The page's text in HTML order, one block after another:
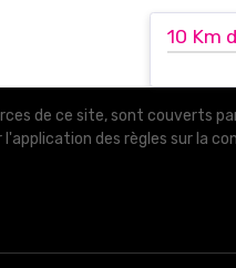
10 Km
de ce site, sont couverts
des règles sur la